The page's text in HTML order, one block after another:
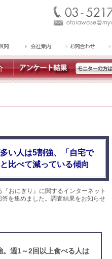
い人は5割強、「自宅で
比べて減っている傾向
おにぎり』に関するインターネット
を集めました。調査結果をお知らせ
週1～2回以上食べる人は